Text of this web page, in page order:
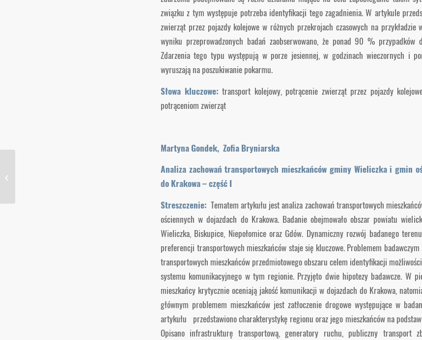
związku z tym występuje potrzeba identyfikacji tego zagadnienia. W artykule
zwierząt przez pojazdy kolejowe w różnych przekrojach czasowych na przykładzie
wyniku przeprowadzonych badań zaobserwowano, że ponad 90 % przypadków
Zdarzenia tego typu występują w porze jesiennej, w godzinach wieczornych i
wyruszają na poszukiwanie pokarmu.
Słowa kluczowe: transport kolejowy, potrącenie zwierząt przez pojazdy
potrąceniom zwierząt
Martyna Gondek, Zofia Bryniarska
Analiza zachowań transportowych mieszkańców gminy Wieliczka i gmin
do Krakowa – część I
Streszczenie:Tematem artykułu jest analiza zachowań transportowych
ościennych w dojazdach do Krakowa. Badanie obejmowało obszar powiatu
Wieliczka, Biskupice, Niepołomice oraz Gdów. Dynamiczny rozwój badanego
preferencji transportowych mieszkańców staje się kluczowe. Problemem badawczym
transportowych mieszkańców przedmiotowego obszaru celem identyfikacji
systemu komunikacyjnego w tym regionie. Przyjęto dwie hipotezy badawcze. W
mieszkańcy krytycznie oceniają jakość komunikacji w dojazdach do Krakowa,
głównym problemem mieszkańców jest zatłoczenie drogowe występujące w
artykułu przedstawiono charakterystykę regionu oraz jego mieszkańców na
Opisano infrastrukturę transportową, generatory ruchu, publiczny transport